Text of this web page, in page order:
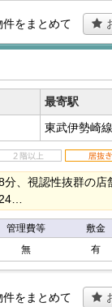
をまとめて
最寄駅
東武伊勢崎
分、視認性抜群の
管理費等 敷金
無 有
をまとめて